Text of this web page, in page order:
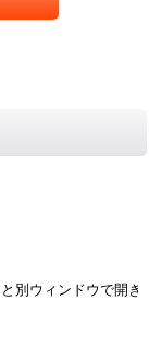
別ウィンドウで開き